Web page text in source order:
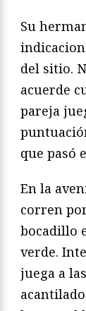
Su
del sitio.
acuerde
pareja
que pasó
En la
corren
bocadillo
verde.
juega a